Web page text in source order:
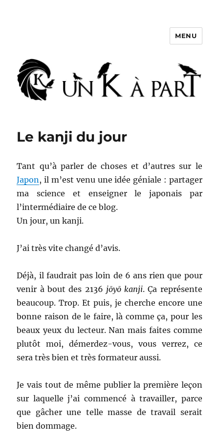
MENU
Le kanji du jour
Tant qu’à parler de choses et d’autres sur le
Japon, il m’est venu une idée géniale : partager
ma science et enseigner le japonais par
l’intermédiaire de ce blog.
Un jour, un kanji.
J’ai très vite changé d’avis.
Déjà, il faudrait pas loin de 6 ans rien que pour
venir à bout des 2136 jōyō kanji. Ça représente
beaucoup. Trop. Et puis, je cherche encore une
bonne raison de le faire, là comme ça, pour les
beaux yeux du lecteur. Nan mais faites comme
plutôt moi, démerdez-vous, vous verrez, ce
sera très bien et très formateur aussi.
Je vais tout de même publier la première leçon
sur laquelle j’ai commencé à travailler, parce
que gâcher une telle masse de travail serait
bien dommage.